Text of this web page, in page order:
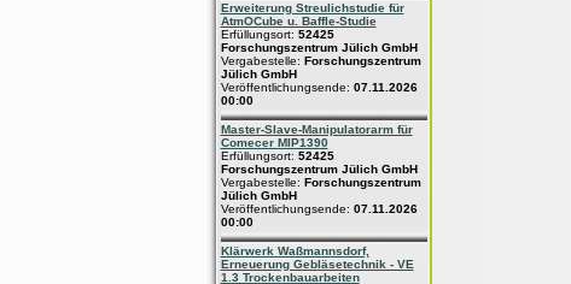
Erweiterung Streulichstudie für
AtmOCube u. Baffle-Studie
Erfüllungsort: 52425
Forschungszentrum Jülich GmbH
Vergabestelle: Forschungszentrum
Jülich GmbH
Veröffentlichungsende: 07.11.2026
00:00
Master-Slave-Manipulatorarm für
Comecer MIP1390
Erfüllungsort: 52425
Forschungszentrum Jülich GmbH
Vergabestelle: Forschungszentrum
Jülich GmbH
Veröffentlichungsende: 07.11.2026
00:00
Klärwerk Waßmannsdorf,
Erneuerung Gebläsetechnik - VE
1.3 Trockenbauarbeiten